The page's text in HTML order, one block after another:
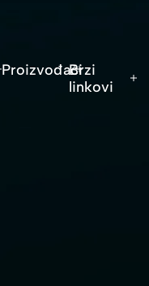
ProizvođačiBrzi
linkovi